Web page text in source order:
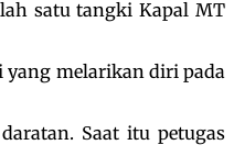
satu tangki Kapal MT
yang melarikan diri pada
Saat itu petugas